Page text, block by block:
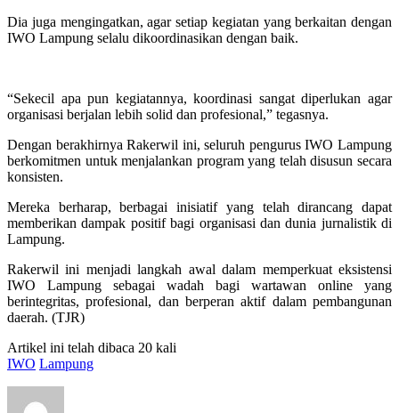
Dia juga mengingatkan, agar setiap kegiatan yang berkaitan dengan
IWO Lampung selalu dikoordinasikan dengan baik.
“Sekecil apa pun kegiatannya, koordinasi sangat diperlukan agar
organisasi berjalan lebih solid dan profesional,” tegasnya.
Dengan berakhirnya Rakerwil ini, seluruh pengurus IWO Lampung
berkomitmen untuk menjalankan program yang telah disusun secara
konsisten.
Mereka berharap, berbagai inisiatif yang telah dirancang dapat
memberikan dampak positif bagi organisasi dan dunia jurnalistik di
Lampung.
Rakerwil ini menjadi langkah awal dalam memperkuat eksistensi
IWO Lampung sebagai wadah bagi wartawan online yang
berintegritas, profesional, dan berperan aktif dalam pembangunan
daerah. (TJR)
Artikel ini telah dibaca 20 kali
IWO Lampung